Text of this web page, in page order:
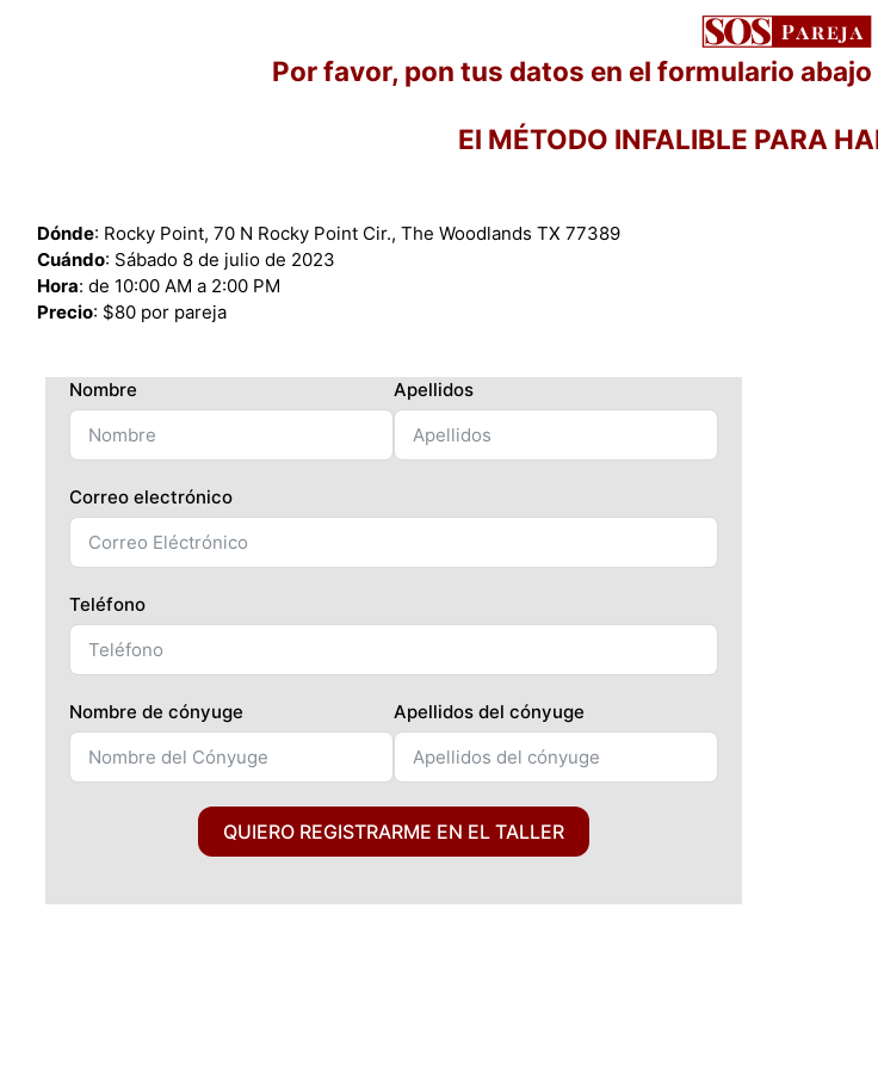
Por favor, pon tus datos en el formulario
El MÉTODO INFALIBLE PARA
Dónde: Rocky Point, 70 N Rocky Point Cir., The Woodlands TX 77389
Cuándo: Sábado 8 de julio de 2023
Hora: de 10:00 AM a 2:00 PM
Precio: $80 por pareja
Nombre Apellidos
Correo electrónico
Teléfono
Nombre de cónyuge Apellidos del cónyuge
QUIERO REGISTRARME EN EL TALLER